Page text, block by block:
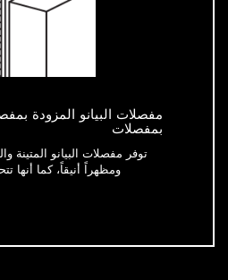
مفصلات البيانو المزودة
بمفصلات
توفر مفصلات البيانو المتينة
ومظهراً أنيقاً، كما أنها